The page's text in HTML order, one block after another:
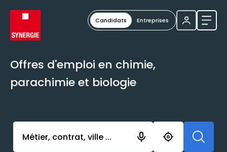
Candidats Entreprises
Offres d'emploi en chimie,
parachimie et biologie
Activer l’élément pour lancer l’enregistrement.